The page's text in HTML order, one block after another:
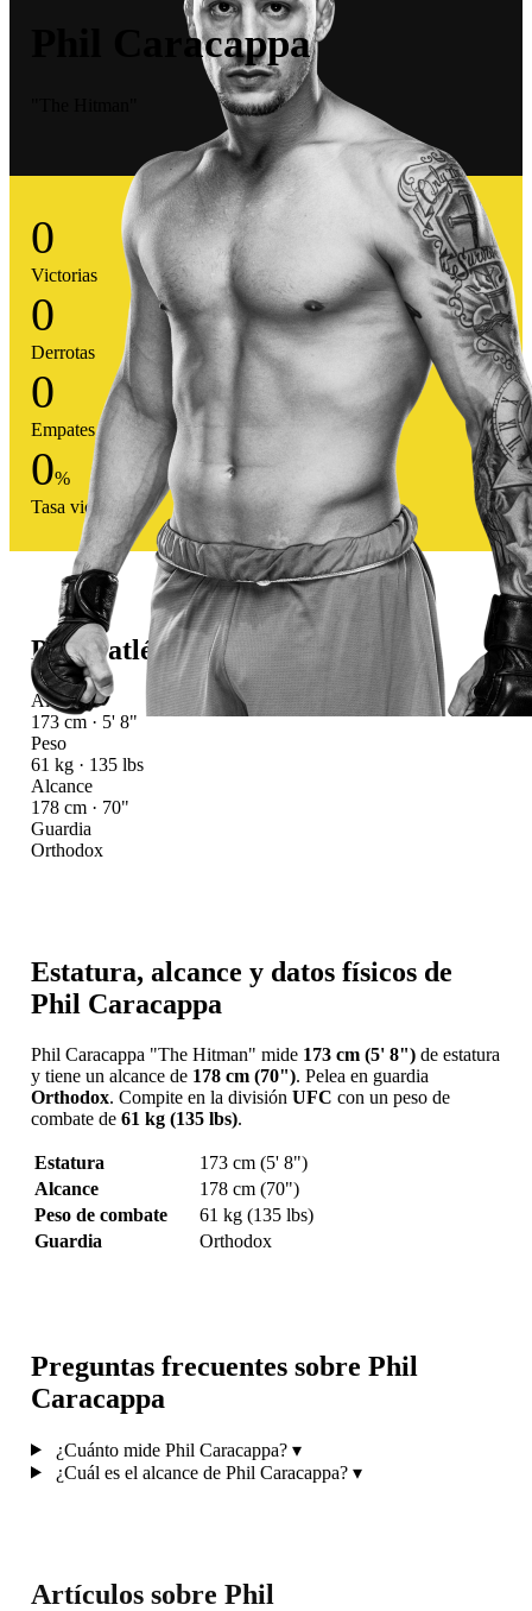
Phil Caracappa
0
Victorias
0
Derrotas
0
Empates
0%
Tasa victoria
Perfil atlético
Altura
173 cm · 5' 8"
Peso
61 kg · 135 lbs
Alcance
178 cm · 70"
Guardia
Orthodox
Estatura, alcance y datos físicos de
Phil Caracappa
Phil Caracappa "The Hitman" mide 173 cm (5' 8")de estatura
y tiene un alcance de 178 cm (70"). Pelea en guardia
Orthodox. Compite en la división UFC con un peso de
combate de 61 kg (135 lbs).
Estatura
173 cm (5' 8")
Alcance
178 cm (70")
Peso de combate
61 kg (135 lbs)
Guardia
Orthodox
Preguntas frecuentes sobre Phil
Caracappa
¿Cuánto mide Phil Caracappa? ▾
¿Cuál es el alcance de Phil Caracappa? ▾
Artículos sobre Phil